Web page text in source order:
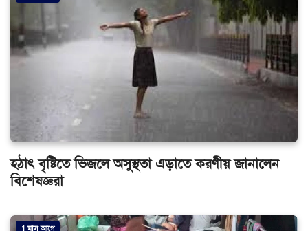
হঠাৎ বৃষ্টিতে ভিজলে অসুস্থতা এড়াতে করণীয় জানালেন
বিশেষজ্ঞরা
1 মাস আগে